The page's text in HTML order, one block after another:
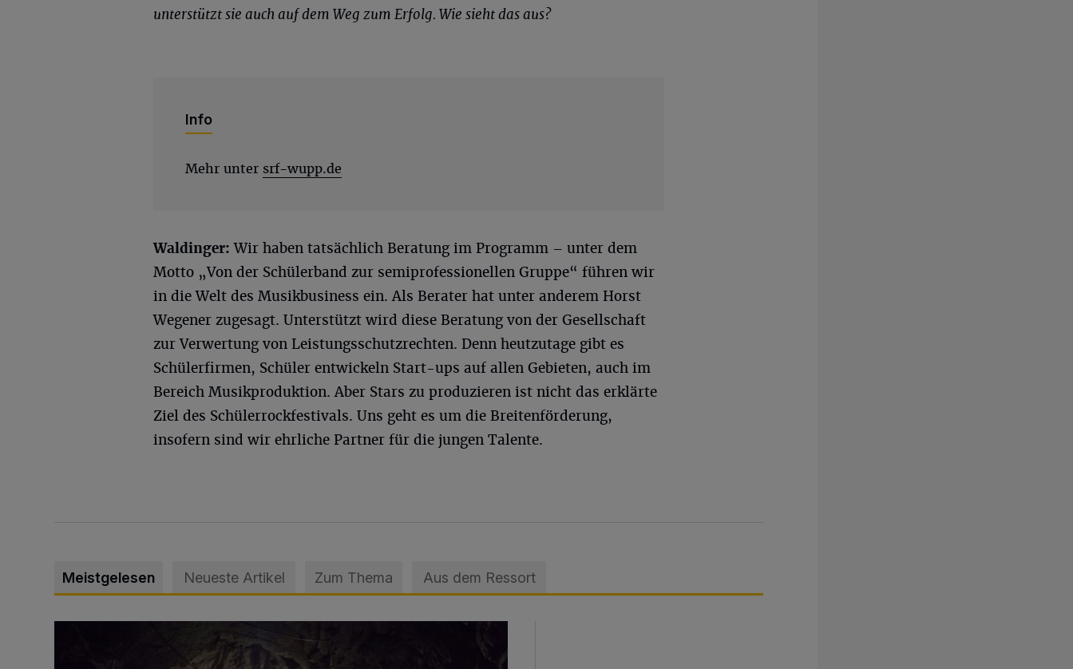
unterstützt sie auch auf dem Weg zum Erfolg. Wie sieht das aus?
Info
Mehr unter srf-wupp.de
Waldinger: Wir haben tatsächlich Beratung im Programm – unter dem
Motto „Von der Schülerband zur semiprofessionellen Gruppe“ führen wir
in die Welt des Musikbusiness ein. Als Berater hat unter anderem Horst
Wegener zugesagt. Unterstützt wird diese Beratung von der Gesellschaft
zur Verwertung von Leistungsschutzrechten. Denn heutzutage gibt es
Schülerfirmen, Schüler entwickeln Start-ups auf allen Gebieten, auch im
Bereich Musikproduktion. Aber Stars zu produzieren ist nicht das erklärte
Ziel des Schülerrockfestivals. Uns geht es um die Breitenförderung,
insofern sind wir ehrliche Partner für die jungen Talente.
Meistgelesen Neueste Artikel Zum Thema Aus dem Ressort